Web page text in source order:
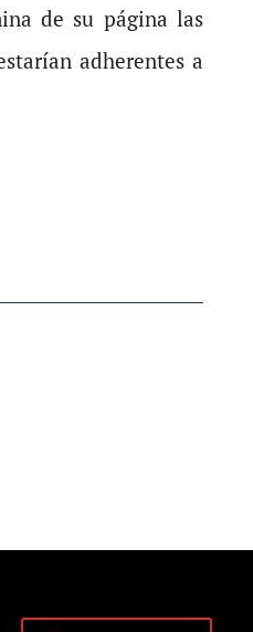
de su página las
adherentes a